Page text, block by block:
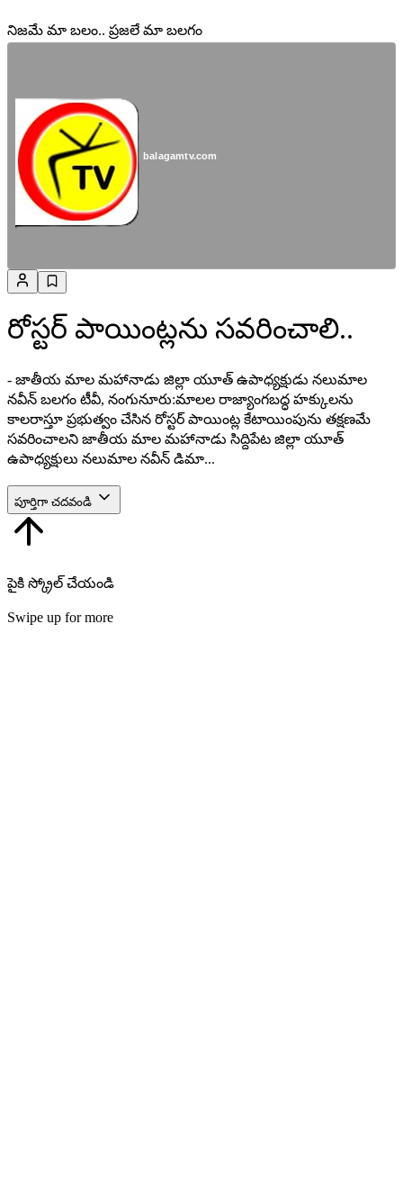
నిజమే మా బలం.. ప్రజలే మా బలగం
balagamtv.com
రోస్టర్ పాయింట్లను సవరించాలి..
- జాతీయ మాల మహానాడు జిల్లా యూత్ ఉపాధ్యక్షుడు నలుమాల
నవీన్ బలగం టీవీ, నంగునూరు:మాలల రాజ్యాంగబద్ధ హక్కులను
కాలరాస్తూ ప్రభుత్వం చేసిన రోస్టర్ పాయింట్ల కేటాయింపును తక్షణమే
సవరించాలని జాతీయ మాల మహానాడు సిద్దిపేట జిల్లా యూత్
ఉపాధ్యక్షులు నలుమాల నవీన్ డిమా...
పూర్తిగా చదవండి
పైకి స్క్రోల్ చేయండి
Swipe up for more